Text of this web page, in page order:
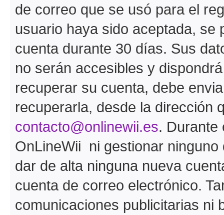
de correo que se usó para el
usuario haya sido aceptada, se
cuenta durante 30 días. Sus
no serán accesibles y
recuperar su cuenta, debe
recuperarla, desde la dirección
contacto@onlinewii.es. Durante
OnLineWii ni gestionar
dar de alta ninguna nueva
cuenta de correo electrónico.
comunicaciones publicitarias ni